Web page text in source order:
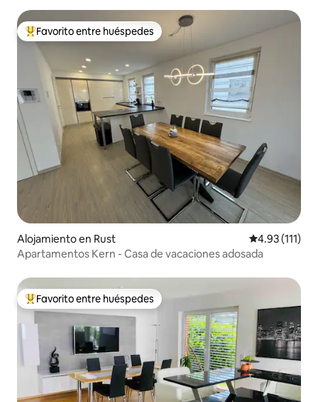
Favorito entre huéspedes preferido
Favorito entre huéspedes
Alojamiento en Rust Calificación
4.93 (111)
Apartamentos Kern - Casa de vacaciones adosada
Favorito entre huéspedes preferido
Favorito entre huéspedes